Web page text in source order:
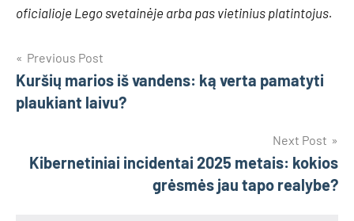
oficialioje Lego svetainėje arba pas vietinius platintojus.
Navigacija
tarp
Previous Post
Kuršių marios iš vandens: ką verta pamatyti
plaukiant laivu?
Next Post
Kibernetiniai incidentai 2025 metais: kokios
grėsmės jau tapo realybe?